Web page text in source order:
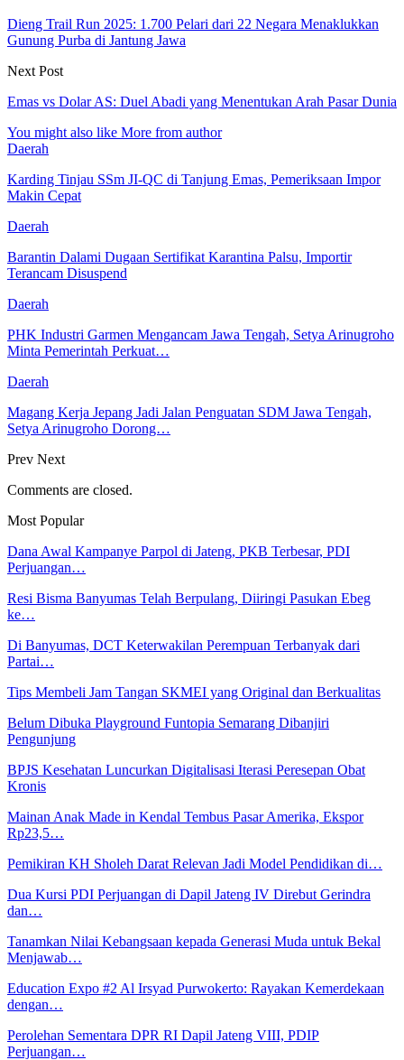
Dieng Trail Run 2025: 1.700 Pelari dari 22 Negara Menaklukkan
Gunung Purba di Jantung Jawa
Next Post
Emas vs Dolar AS: Duel Abadi yang Menentukan Arah Pasar Dunia
You might also like More from author
Daerah
Karding Tinjau SSm JI-QC di Tanjung Emas, Pemeriksaan Impor
Makin Cepat
Daerah
Barantin Dalami Dugaan Sertifikat Karantina Palsu, Importir
Terancam Disuspend
Daerah
PHK Industri Garmen Mengancam Jawa Tengah, Setya Arinugroho
Minta Pemerintah Perkuat…
Daerah
Magang Kerja Jepang Jadi Jalan Penguatan SDM Jawa Tengah,
Setya Arinugroho Dorong…
Prev Next
Comments are closed.
Most Popular
Dana Awal Kampanye Parpol di Jateng, PKB Terbesar, PDI
Perjuangan…
Resi Bisma Banyumas Telah Berpulang, Diiringi Pasukan Ebeg
ke…
Di Banyumas, DCT Keterwakilan Perempuan Terbanyak dari
Partai…
Tips Membeli Jam Tangan SKMEI yang Original dan Berkualitas
Belum Dibuka Playground Funtopia Semarang Dibanjiri
Pengunjung
BPJS Kesehatan Luncurkan Digitalisasi Iterasi Peresepan Obat
Kronis
Mainan Anak Made in Kendal Tembus Pasar Amerika, Ekspor
Rp23,5…
Pemikiran KH Sholeh Darat Relevan Jadi Model Pendidikan di…
Dua Kursi PDI Perjuangan di Dapil Jateng IV Direbut Gerindra
dan…
Tanamkan Nilai Kebangsaan kepada Generasi Muda untuk Bekal
Menjawab…
Education Expo #2 Al Irsyad Purwokerto: Rayakan Kemerdekaan
dengan…
Perolehan Sementara DPR RI Dapil Jateng VIII, PDIP
Perjuangan…